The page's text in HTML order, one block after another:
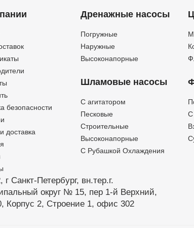
безопасности
доставка
Дренажные насосы
Погружные
Наружные
Высоконапорные
Шламовые насосы
C агитатором
Песковые
Строительные
Высоконапорные
С Рубашкой Охлаждения
г Санкт-Петербург, вн.тер.г.
округ № 15, пер 1-й Верхний,
Корпус 2, Строение 1, офис 302